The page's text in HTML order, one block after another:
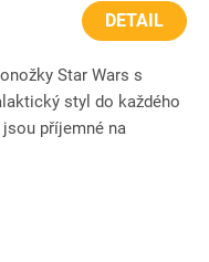
DETAIL
Star Wars s
styl do každého
příjemné na